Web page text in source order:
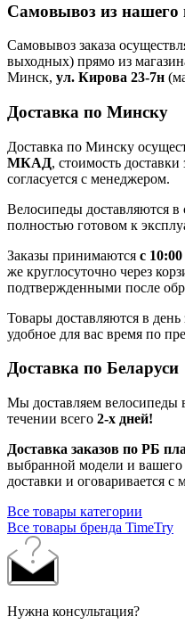
Самовывоз из нашего
Самовывоз заказа
выходных) прямо из
Минск, ул. Кирова 23-7н
Доставка по Минску
Доставка по Минску
МКАД, стоимость
согласуется с менеджером.
Велосипеды доставляются
полностью готовом к
Заказы принимаются с
же круглосуточно через
подтвержденными после
Товары доставляются в день
удобное для вас время по
Доставка по Беларуси
Мы доставляем велосипеды
течении всего 2-х дней!
Доставка заказов по РБ
выбранной модели и вашего
доставки и оговаривается с
Все товары категории
Все товары бренда TimeTry
Нужна консультация?